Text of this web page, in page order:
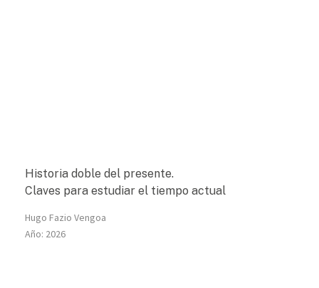
Historia doble del presente.
Claves para estudiar el tiempo actual
Hugo Fazio Vengoa
Año: 2026